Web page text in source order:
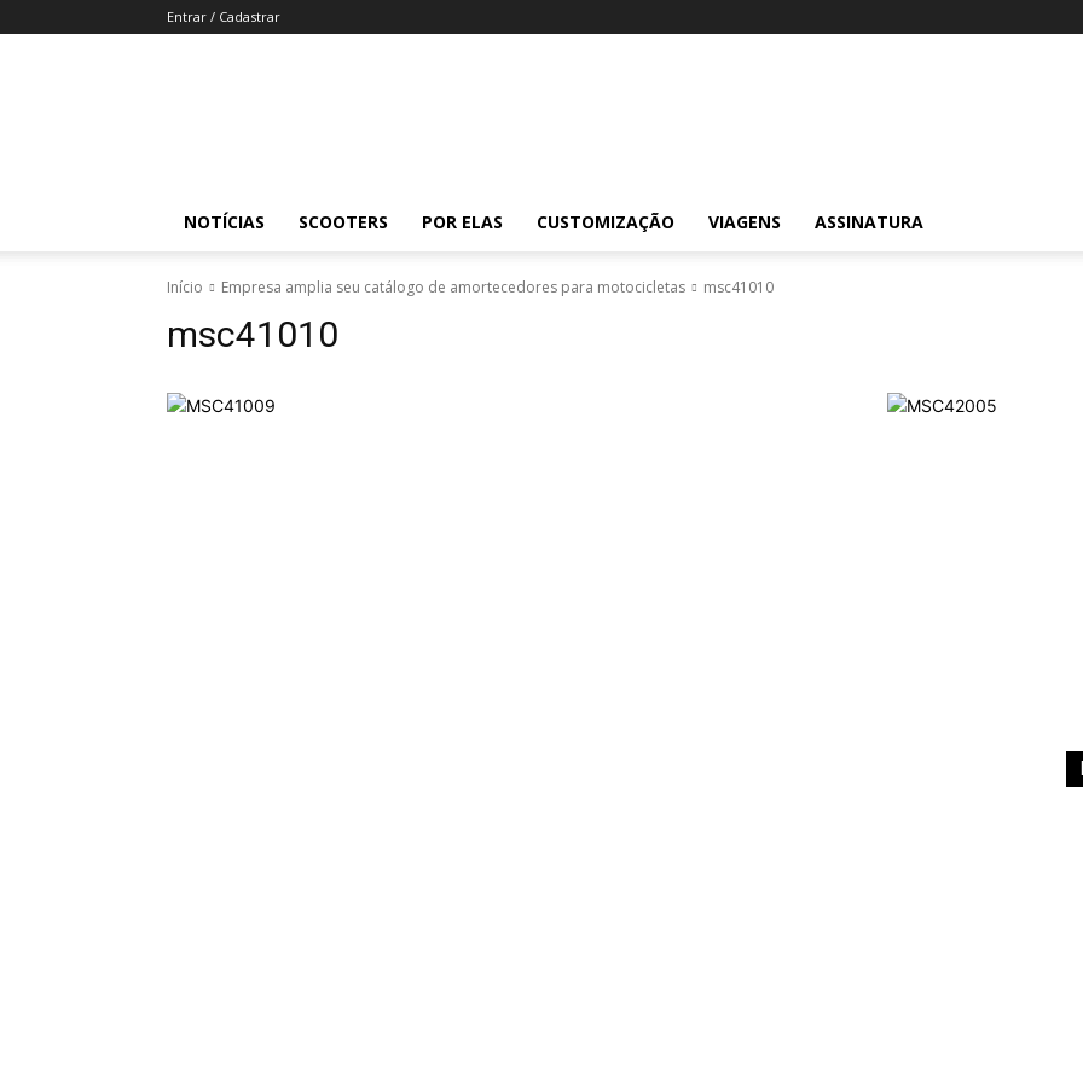
Entrar / Cadastrar
NOTÍCIAS SCOOTERS POR ELAS CUSTOMIZAÇÃO VIAGENS ASSINATURA
Início Empresa amplia seu catálogo de amortecedores para motocicletas msc41010
msc41010